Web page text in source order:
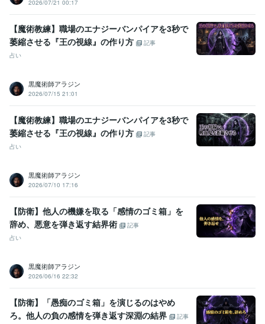
2026/07/21 00:17
【魔術教練】職場のエナジーバンパイアを3秒で
萎縮させる『王の視線』の作り方
記事
占い
黒魔術師アラジン
2026/07/15 21:01
【魔術教練】職場のエナジーバンパイアを3秒で
萎縮させる『王の視線』の作り方
記事
占い
黒魔術師アラジン
2026/07/10 17:16
【防衛】他人の機嫌を取る「感情のゴミ箱」を
辞め、悪意を弾き返す結界術
記事
占い
黒魔術師アラジン
2026/06/16 22:32
【防衛】「愚痴のゴミ箱」を演じるのはやめ
ろ。他人の負の感情を弾き返す深淵の結界
記事